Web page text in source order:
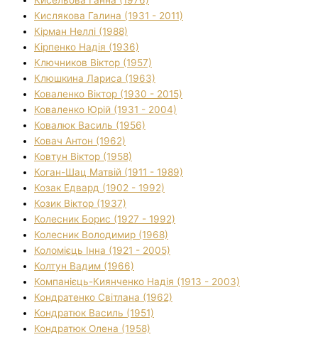
Кислякова Галина (1931 - 2011)
Кірман Неллі (1988)
Кірпенко Надія (1936)
Ключников Віктор (1957)
Клюшкина Лариса (1963)
Коваленко Віктор (1930 - 2015)
Коваленко Юрій (1931 - 2004)
Ковалюк Василь (1956)
Ковач Антон (1962)
Ковтун Віктор (1958)
Коган-Шац Матвій (1911 - 1989)
Козак Едвард (1902 - 1992)
Козик Віктор (1937)
Колесник Борис (1927 - 1992)
Колесник Володимир (1968)
Коломієць Інна (1921 - 2005)
Колтун Вадим (1966)
Компанієць-Киянченко Надія (1913 - 2003)
Кондратенко Світлана (1962)
Кондратюк Василь (1951)
Кондратюк Олена (1958)